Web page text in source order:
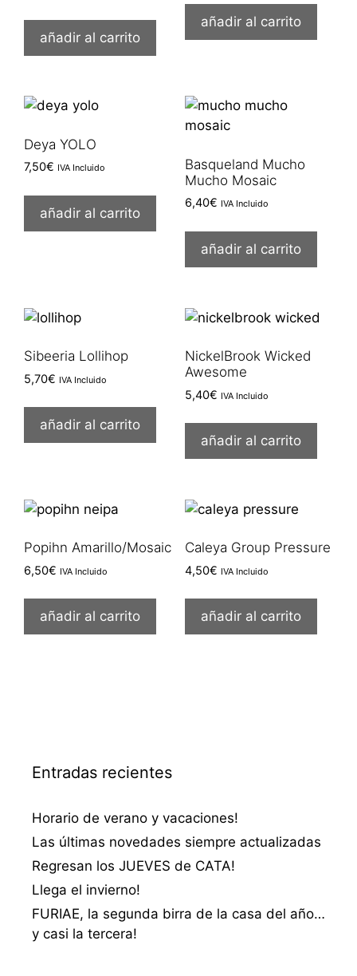
añadir al carrito
añadir al carrito
Deya YOLO
7,50€ IVA Incluido
añadir al carrito
Basqueland Mucho
Mucho Mosaic
6,40€ IVA Incluido
añadir al carrito
Sibeeria Lollihop
5,70€ IVA Incluido
añadir al carrito
NickelBrook Wicked
Awesome
5,40€ IVA Incluido
añadir al carrito
Popihn Amarillo/Mosaic
6,50€ IVA Incluido
añadir al carrito
Caleya Group Pressure
4,50€ IVA Incluido
añadir al carrito
Entradas recientes
Horario de verano y vacaciones!
Las últimas novedades siempre actualizadas
Regresan los JUEVES de CATA!
Llega el invierno!
FURIAE, la segunda birra de la casa del año…
y casi la tercera!